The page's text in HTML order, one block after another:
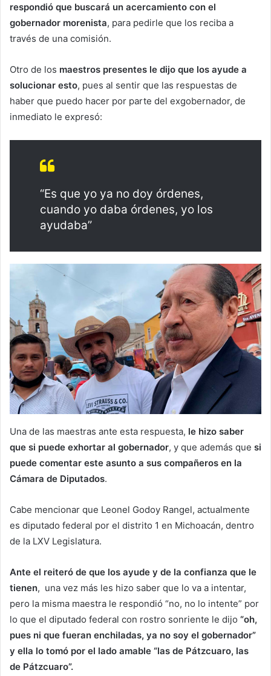
respondió que buscará un acercamiento con el
gobernador morenista, para pedirle que los reciba a
través de una comisión.
Otro de los maestros presentes le dijo que los ayude a
solucionar esto, pues al sentir que las respuestas de
haber que puedo hacer por parte del exgobernador, de
inmediato le expresó:
“Es que yo ya no doy órdenes,
cuando yo daba órdenes, yo los
ayudaba”
Una de las maestras ante esta respuesta, le hizo saber
que si puede exhortar al gobernador, y que además que si
puede comentar este asunto a sus compañeros en la
Cámara de Diputados.
Cabe mencionar que Leonel Godoy Rangel, actualmente
es diputado federal por el distrito 1 en Michoacán, dentro
de la LXV Legislatura.
Ante el reiteró de que los ayude y de la confianza que le
tienen, una vez más les hizo saber que lo va a intentar,
pero la misma maestra le respondió “no, no lo intente” por
lo que el diputado federal con rostro sonriente le dijo “oh,
pues ni que fueran enchiladas, ya no soy el gobernador”
y ella lo tomó por el lado amable “las de Pátzcuaro, las
de Pátzcuaro”.